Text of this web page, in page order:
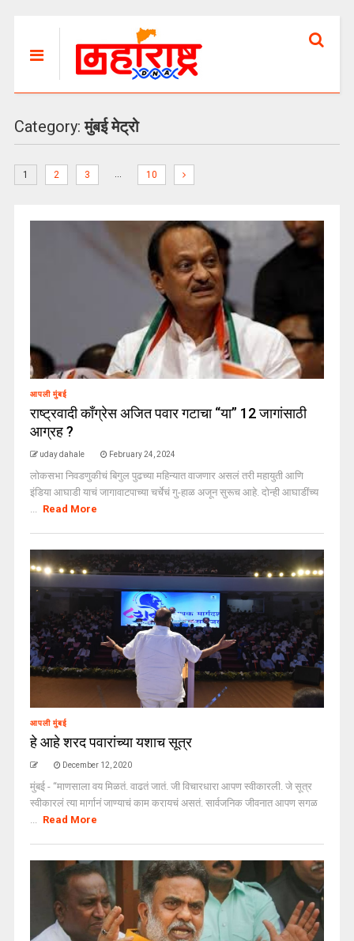
Category:मुंबई मेट्रो
1 2 3 … 10
आपली मुंबई
राष्ट्रवादी काँग्रेस अजित पवार गटाचा “या” 12 जागांसाठी
आग्रह ?
uday dahale February 24, 2024
लोकसभा निवडणुकीचं बिगुल पुढच्या महिन्यात वाजणार असलं तरी महायुती आणि
इंडिया आघाडी याचं जागावाटपाच्या चर्चेचं गु-हाळ अजून सुरूच आहे. दोन्ही आघाडींच्य
... Read More
आपली मुंबई
हे आहे शरद पवारांच्या यशाच सूत्र
December 12, 2020
मुंबई - “माणसाला वय मिळतं. वाढतं जातं. जी विचारधारा आपण स्वीकारली. जे सूत्र
स्वीकारलं त्या मार्गानं जाण्याचं काम करायचं असतं. सार्वजनिक जीवनात आपण सगळ
... Read More